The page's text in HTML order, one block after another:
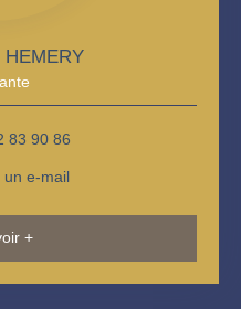
83 90 86
un e-mail
+